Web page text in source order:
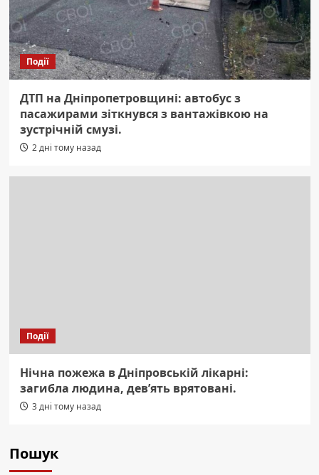
Події
ДТП на Дніпропетровщині: автобус з
пасажирами зіткнувся з вантажівкою на
зустрічній смузі.
2 дні тому назад
Події
Нічна пожежа в Дніпровській лікарні:
загибла людина, дев’ять врятовані.
3 дні тому назад
Пошук